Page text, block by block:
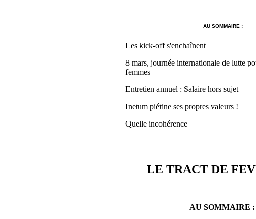
AU SOMMAIRE :
Les kick-off s'enchaînent
8 mars, journée internationale de lutte
femmes
Entretien annuel : Salaire hors sujet
Inetum piétine ses propres valeurs !
Quelle incohérence
LE TRACT DE
AU SOMMAIRE :